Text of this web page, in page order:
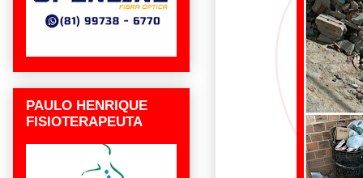
PAULO HENRIQUE
FISIOTERAPEUTA